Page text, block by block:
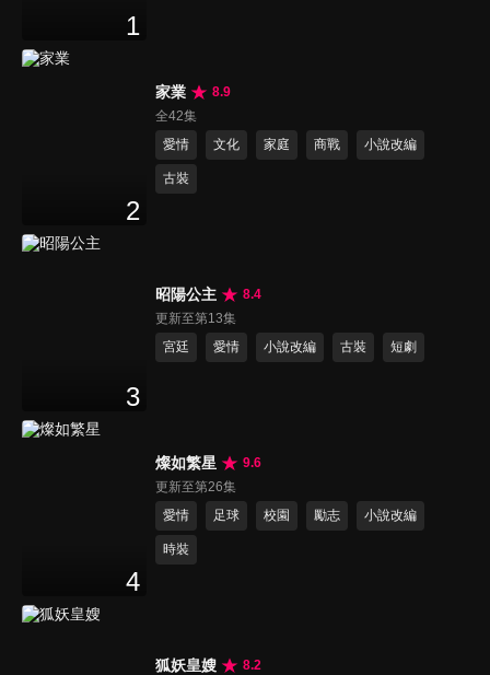
1
2
家業
8.9
全42集
愛情
文化 家庭 商戰 小說改編
古裝
3
昭陽公主
8.4
更新至第13集
宮廷
愛情 小說改編 古裝 短劇
4
燦如繁星
9.6
更新至第26集
愛情
足球 校園 勵志 小說改編
時裝
狐妖皇嫂
8.2